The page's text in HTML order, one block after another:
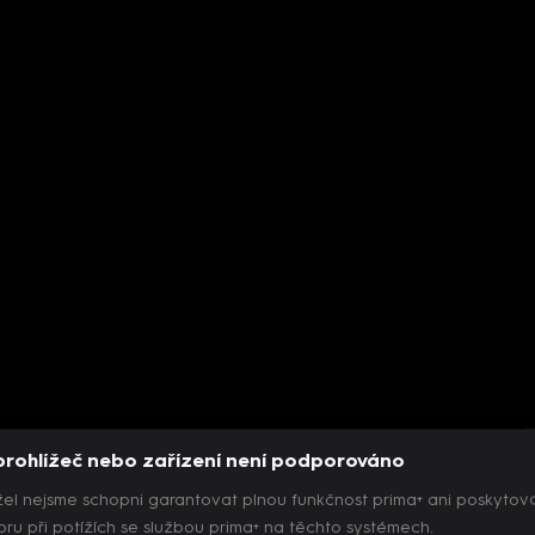
nebo zařízení není podporováno
nejsme schopni garantovat plnou funkčnost prima+ ani
při potížích se službou prima+ na těchto systémech.